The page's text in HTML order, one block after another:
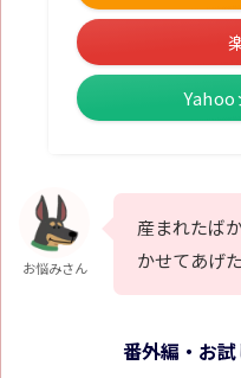
お悩みさん
産まれたば
かせてあげ
番外編・お